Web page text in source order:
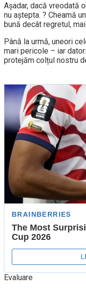
Așadar, dacă vreodată
nu aștepta. ? Cheamă
bună decât regretul,
Până la urmă, uneori
mari pericole – iar
protejăm colțul nostru
Evaluare